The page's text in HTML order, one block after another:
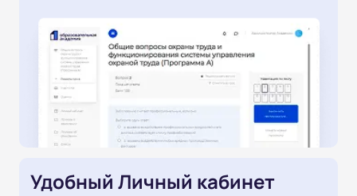
Удобный Личный кабинет